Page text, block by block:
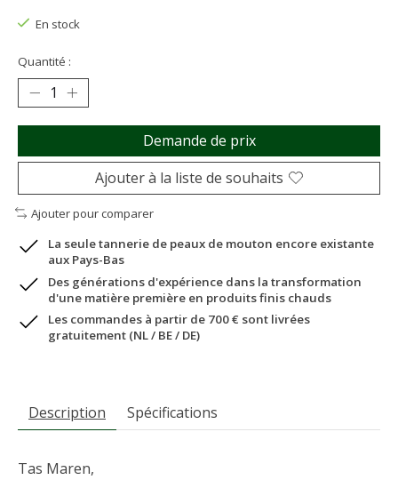
En stock
Quantité :
Demande de prix
Ajouter à la liste de souhaits
Ajouter pour comparer
La seule tannerie de peaux de mouton encore existante
aux Pays-Bas
Des générations d'expérience dans la transformation
d'une matière première en produits finis chauds
Les commandes à partir de 700 € sont livrées
gratuitement (NL / BE / DE)
Description Spécifications
Tas Maren,